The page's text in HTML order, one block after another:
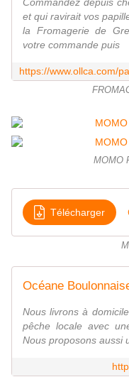
et qui ravirait vos
la Fromagerie de
votre commande puis
MOMO
Télécharger
Océane
Nous livrons à
pêche locale avec
Nous proposons aussi